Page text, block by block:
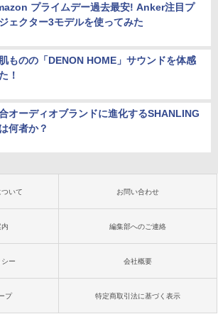
プライムデー過去最安! Anker注目プ
ェクター3モデルを使ってみた
ものの「DENON HOME」サウンドを体感
！
オーディオブランドに進化するSHANLING
何者か？
いて お問い合わせ
編集部へのご連絡
ー 会社概要
プ 特定商取引法に基づく表示